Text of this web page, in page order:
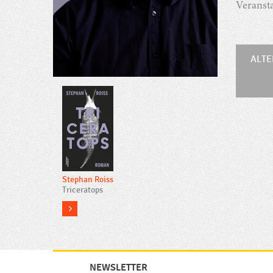
Stephan Roiss
Triceratops
more
NEWSLETTER